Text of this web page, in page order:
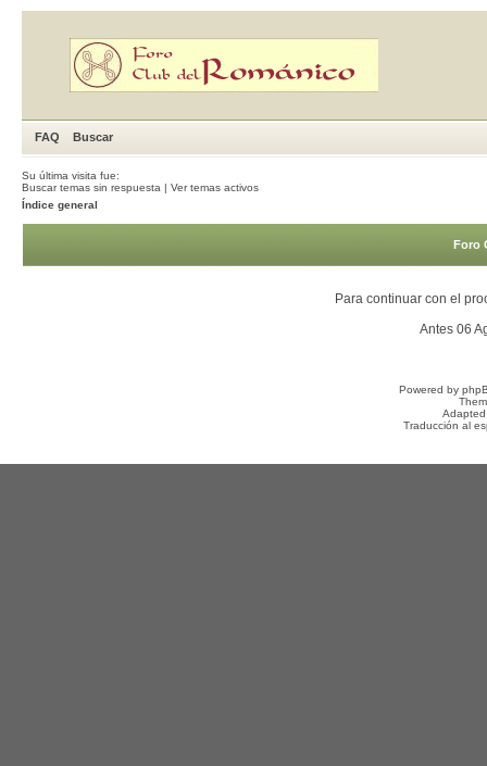
FAQ Buscar
Su última visita fue:
Buscar temas sin respuesta | Ver temas activos
Índice general
Foro
Para continuar con el
Antes 06
Powered by
Traducción al